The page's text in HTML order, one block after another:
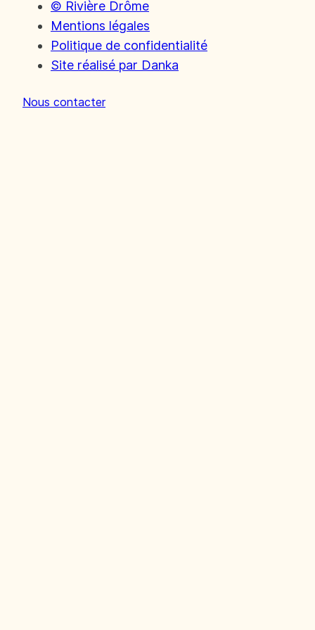
Surveiller la rivière et améliorer la
connaissance
Préserver les milieux aquatiques et la
ressource en eau
Nos chantiers
© Rivière Drôme
Mentions légales
Politique de confidentialité
Site réalisé par Danka
Nous contacter